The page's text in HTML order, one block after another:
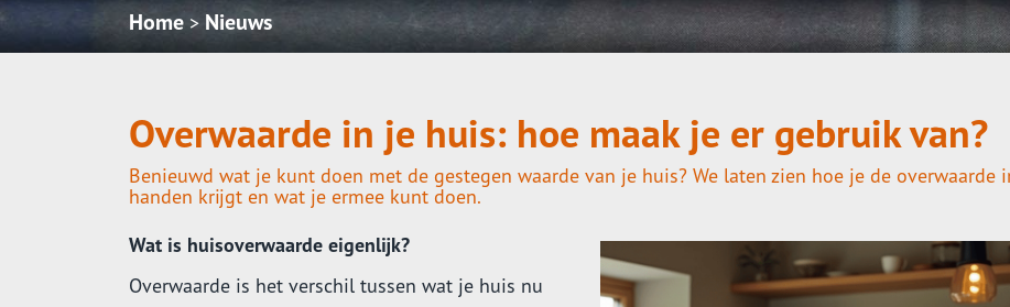
Hypotheekadvisering
Stappenplan
Tips
Home > Nieuws
Overwaarde in je huis: hoe maak je er gebruik van?
Benieuwd wat je kunt doen met de gestegen waarde van je huis? We laten zien hoe je de overwaarde
handen krijgt en wat je ermee kunt doen.
Wat is huisoverwaarde eigenlijk?
Overwaarde is het verschil tussen wat je huis nu